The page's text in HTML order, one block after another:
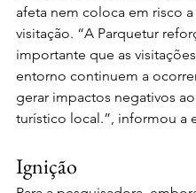
afeta nem coloca em risco a
visitação. “A Parquetur
importante que as
entorno continuem a
gerar impactos negativos
turístico local.”, informou a
Ignição